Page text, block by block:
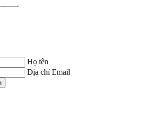
Họ tên
Địa chỉ Email